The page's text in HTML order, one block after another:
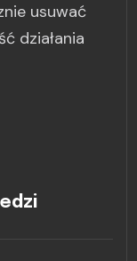
usuwać
działania